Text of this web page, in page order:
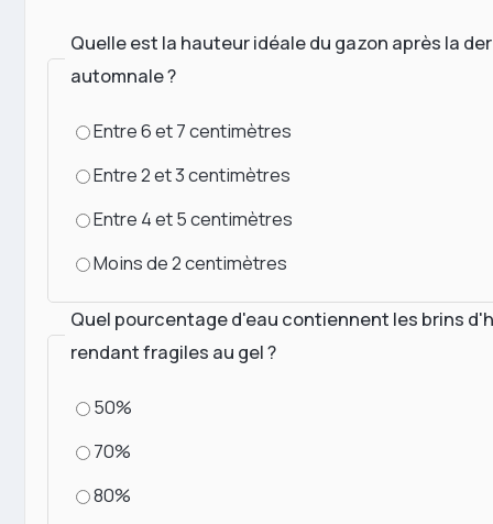
Quelle est la hauteur idéale du gazon après la
automnale ?
Entre 6 et 7 centimètres
Entre 2 et 3 centimètres
Entre 4 et 5 centimètres
Moins de 2 centimètres
Quel pourcentage d'eau contiennent les brins
rendant fragiles au gel ?
50%
70%
80%